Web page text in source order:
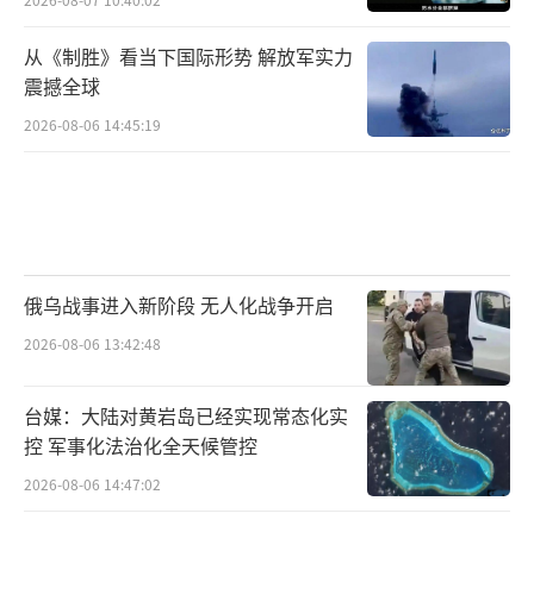
从《制胜》看当下国际形势 解放军实力
震撼全球
2026-08-06 14:45:19
俄乌战事进入新阶段 无人化战争开启
2026-08-06 13:42:48
台媒：大陆对黄岩岛已经实现常态化实
控 军事化法治化全天候管控
2026-08-06 14:47:02